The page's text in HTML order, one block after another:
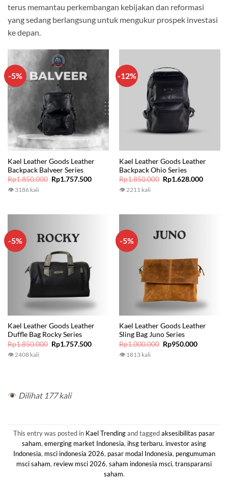
terus memantau perkembangan kebijakan dan reformasi
yang sedang berlangsung untuk mengukur prospek investasi
ke depan.
-5%
Kael Leather Goods Leather
Backpack Balveer Series
Rp1.850.000 Original
price
Rp1.757.500Current
👁 3186 kali
-12%
Kael Leather Goods Leather
Backpack Ohio Series
Rp1.850.000 Original
price
Rp1.628.000Current
👁 2211 kali
-5%
Kael Leather Goods Leather
Duffle Bag Rocky Series
Rp1.850.000 Original
price
Rp1.757.500Current
👁 2408 kali
-5%
Kael Leather Goods Leather
Sling Bag Juno Series
Rp1.000.000 Original
price
Rp950.000Current
👁 1813 kali
Dilihat 177 kali
This entry was posted in Kael Trendingand taggedaksesibilitas pasar
saham,emerging market Indonesia, ihsg terbaru, investor asing
Indonesia, msci indonesia 2026, pasar modal Indonesia, pengumuman
msci saham, review msci 2026,saham indonesia msci,transparansi
saham.